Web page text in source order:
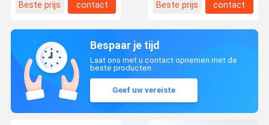
Beste prijs
contact
Beste prijs
contact
Bespaar je tijd
Laat ons met u contact opnemen met de
beste producten.
Geef uw vereiste